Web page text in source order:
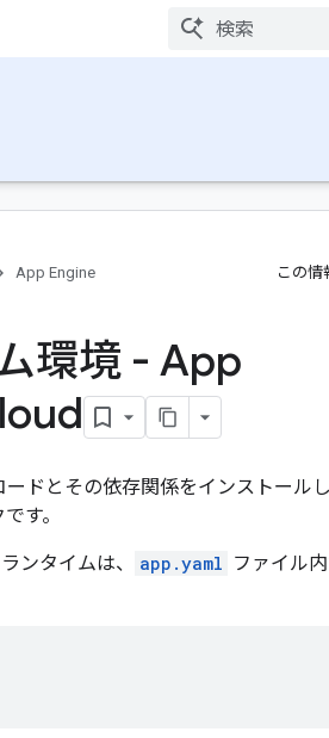
App Engine
この情
環境 - App
ドとその依存関係をインストール
す。
ンタイムは、 app.yaml ファイル